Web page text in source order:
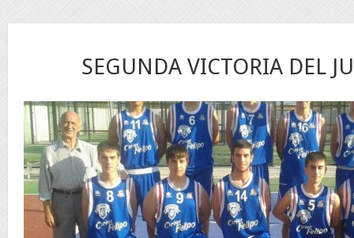
SEGUNDA VICTORIA DEL